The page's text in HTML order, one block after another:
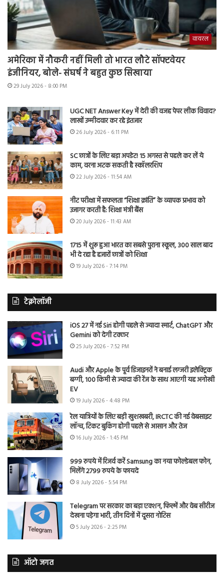
वायरल
अमेरिका में नौकरी नहीं मिली तो भारत लौटे सॉफ्टवेयर
इंजीनियर, बोले- संघर्ष ने बहुत कुछ सिखाया
29 July 2026 - 8:00 PM
UGC NET Answer Key में देरी की वजह पेपर लीक विवाद?
लाखों उम्मीदवार कर रहे इंतजार
26 July 2026 - 6:11 PM
SC छात्रों के लिए बड़ा अपडेट! 15 अगस्त से पहले कर लें ये
काम, वरना अटक सकती है स्कॉलरशिप
22 July 2026 - 11:54 AM
नीट परीक्षा में सफलता “शिक्षा क्रांति” के व्यापक प्रभाव को
उजागर करती है: शिक्षा मंत्री बैंस
20 July 2026 - 11:43 AM
1715 में शुरू हुआ भारत का सबसे पुराना स्कूल, 300 साल बाद
भी दे रहा है हजारों छात्रों को शिक्षा
19 July 2026 - 7:14 PM
टेक्नोलॉजी
iOS 27 में नई Siri होगी पहले से ज्यादा स्मार्ट, ChatGPT और
Gemini को देगी टक्कर
25 July 2026 - 7:52 PM
Audi और Apple के पूर्व डिजाइनरों ने बनाई लग्जरी इलेक्ट्रिक
बग्गी, 100 किमी से ज्यादा की रेंज के साथ आएगी यह अनोखी
EV
19 July 2026 - 4:48 PM
रेल यात्रियों के लिए बड़ी खुशखबरी, IRCTC की नई वेबसाइट
लॉन्च, टिकट बुकिंग होगी पहले से आसान और तेज
16 July 2026 - 1:45 PM
999 रुपये में रिजर्व करें Samsung का नया फोल्डेबल फोन,
मिलेंगे 2799 रुपये के फायदे
8 July 2026 - 5:54 PM
Telegram पर सरकार का बड़ा एक्शन, फिल्में और वेब सीरीज
देखना पड़ेगा भारी, तीन दिनों में दूसरा नोटिस
5 July 2026 - 2:25 PM
ऑटो जगत